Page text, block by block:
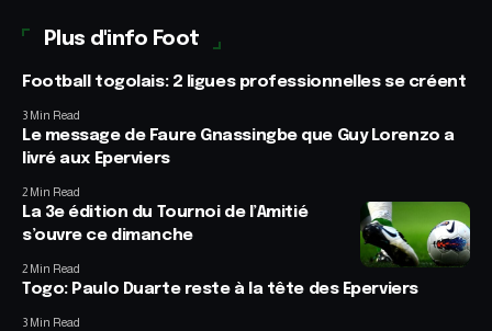
Plus d'info Foot
Football togolais: 2 ligues professionnelles se créent
3 Min Read
Le message de Faure Gnassingbe que Guy Lorenzo a
livré aux Eperviers
2 Min Read
La 3e édition du Tournoi de l’Amitié
s’ouvre ce dimanche
2 Min Read
Togo: Paulo Duarte reste à la tête des Eperviers
3 Min Read